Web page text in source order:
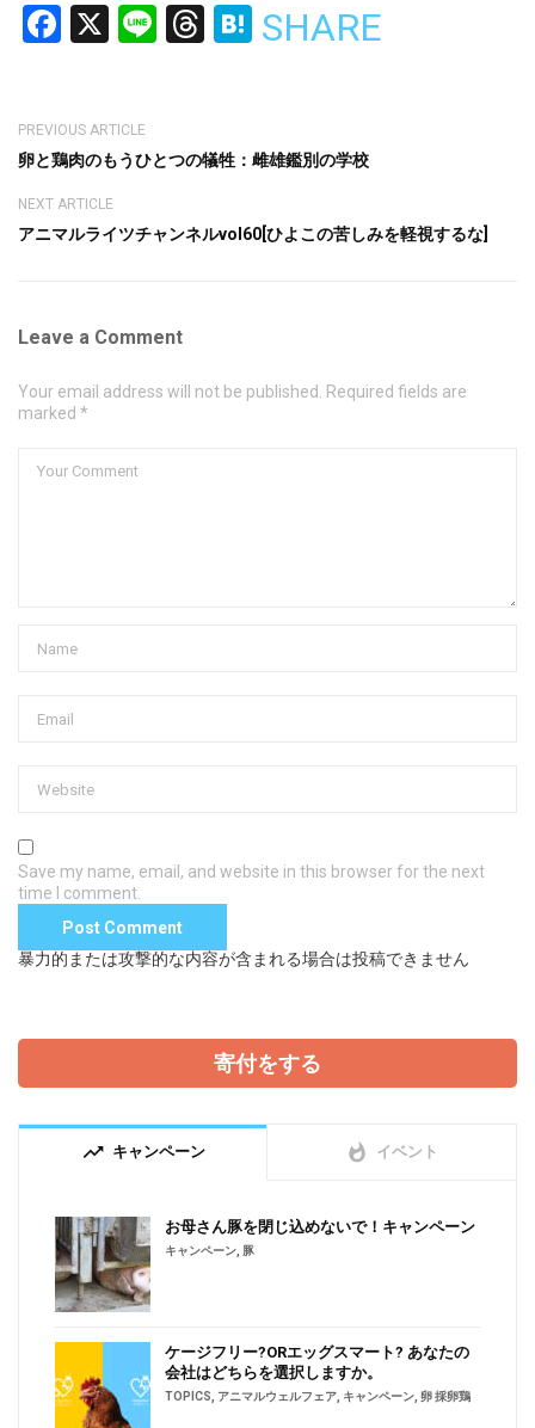
Facebook
X LineThreads
Hatena
SHARE
PREVIOUS ARTICLE
卵と鶏肉のもうひとつの犠牲：雌雄鑑別の学校
NEXT ARTICLE
アニマルライツチャンネルvol60[ひよこの苦しみを軽視するな]
Leave a Comment
Your email address will not be published. Required fields are
marked *
Save my name, email, and website in this browser for the next
time I comment.
暴力的または攻撃的な内容が含まれる場合は投稿できません
寄付をする
trending_up キャンペーン whatshot イベント
お母さん豚を閉じ込めないで！キャンペーン
キャンペーン 豚
ケージフリー?ORエッグスマート? あなたの
会社はどちらを選択しますか。
TOPICS アニマルウェルフェア キャンペーン 卵 採卵鶏